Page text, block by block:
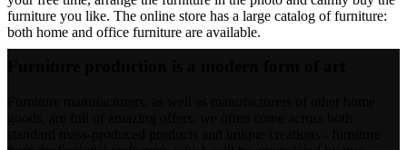
furniture you like. The online store has a large catalog of furniture:
both home and office furniture are available.